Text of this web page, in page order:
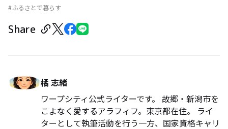
ふるさとで暮らす
Share
橘 志緒
ワープシティ公式ライターです。 故郷・新潟市を
こよなく愛するアラフィフ。東京都在住。 ライ
ターとして執筆活動を行う一方、国家資格キャリ